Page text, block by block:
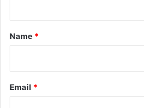
*
Name *
Email *